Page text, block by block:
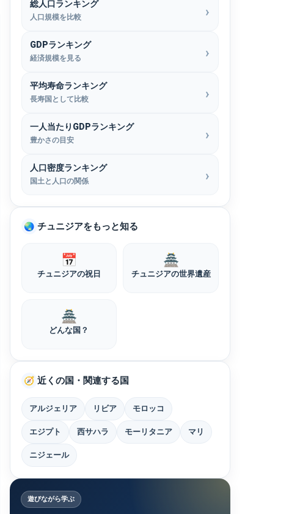
総人口ランキング
人口規模を比較
GDPランキング
経済規模を見る
平均寿命ランキング
長寿国として比較
一人当たりGDPランキング
豊かさの目安
人口密度ランキング
国土と人口の関係
🌏 チュニジアをもっと知る
📅
チュニジアの祝日
🏯
チュニジアの世界遺産
🏯
どんな国？
🧭 近くの国・関連する国
アルジェリア リビア モロッコ
エジプト 西サハラ モーリタニア マリ
ニジェール
遊びながら学ぶ